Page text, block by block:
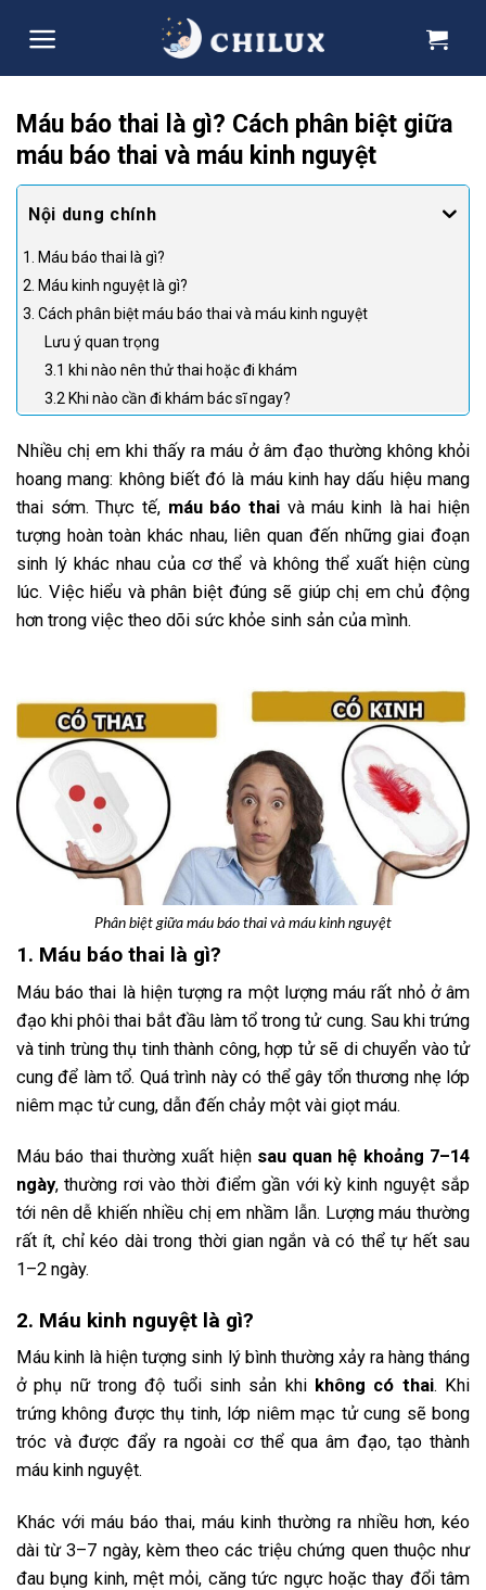
Máu báo thai là gì? Cách phân biệt giữa
máu báo thai và máu kinh nguyệt
1. Máu báo thai là gì?
2. Máu kinh nguyệt là gì?
3. Cách phân biệt máu báo thai và máu kinh nguyệt
Lưu ý quan trọng
3.1 khi nào nên thử thai hoặc đi khám
3.2 Khi nào cần đi khám bác sĩ ngay?
Nhiều chị em khi thấy ra máu ở âm đạo thường không khỏi
hoang mang: không biết đó là máu kinh hay dấu hiệu mang
thai sớm. Thực tế, máu báo thai và máu kinh là hai hiện
tượng hoàn toàn khác nhau, liên quan đến những giai đoạn
sinh lý khác nhau của cơ thể và không thể xuất hiện cùng
lúc. Việc hiểu và phân biệt đúng sẽ giúp chị em chủ động
hơn trong việc theo dõi sức khỏe sinh sản của mình.
Phân biệt giữa máu báo thai và máu kinh nguyệt
1. Máu báo thai là gì?
Máu báo thai là hiện tượng ra một lượng máu rất nhỏ ở âm
đạo khi phôi thai bắt đầu làm tổ trong tử cung. Sau khi trứng
và tinh trùng thụ tinh thành công, hợp tử sẽ di chuyển vào tử
cung để làm tổ. Quá trình này có thể gây tổn thương nhẹ lớp
niêm mạc tử cung, dẫn đến chảy một vài giọt máu.
Máu báo thai thường xuất hiện sau quan hệ khoảng 7–14
ngày, thường rơi vào thời điểm gần với kỳ kinh nguyệt sắp
tới nên dễ khiến nhiều chị em nhầm lẫn. Lượng máu thường
rất ít, chỉ kéo dài trong thời gian ngắn và có thể tự hết sau
1–2 ngày.
2. Máu kinh nguyệt là gì?
Máu kinh là hiện tượng sinh lý bình thường xảy ra hàng tháng
ở phụ nữ trong độ tuổi sinh sản khi không có thai. Khi
trứng không được thụ tinh, lớp niêm mạc tử cung sẽ bong
tróc và được đẩy ra ngoài cơ thể qua âm đạo, tạo thành
máu kinh nguyệt.
Khác với máu báo thai, máu kinh thường ra nhiều hơn, kéo
dài từ 3–7 ngày, kèm theo các triệu chứng quen thuộc như
đau bụng kinh, mệt mỏi, căng tức ngực hoặc thay đổi tâm